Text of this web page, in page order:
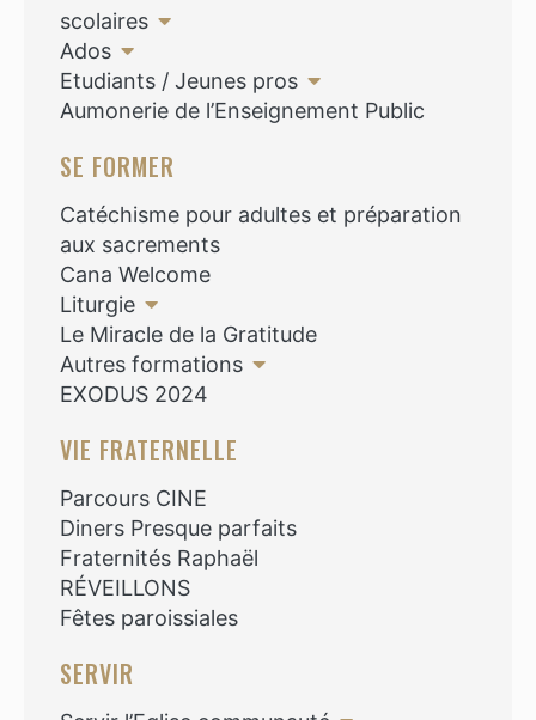
scolaires
Ados
Etudiants / Jeunes pros
Aumonerie de l’Enseignement Public
SE FORMER
Catéchisme pour adultes et préparation
aux sacrements
Cana Welcome
Liturgie
Le Miracle de la Gratitude
Autres formations
EXODUS 2024
VIE FRATERNELLE
Parcours CINE
Diners Presque parfaits
Fraternités Raphaël
RÉVEILLONS
Fêtes paroissiales
SERVIR